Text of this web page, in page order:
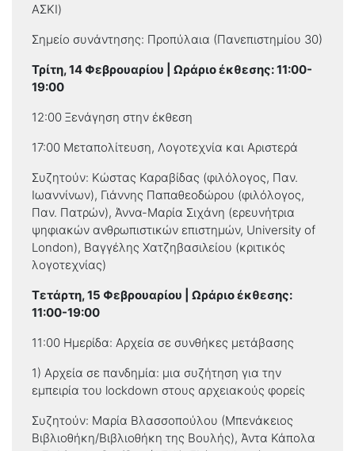
ΑΣΚΙ)
Σημείο συνάντησης: Προπύλαια (Πανεπιστημίου 30)
Τρίτη, 14 Φεβρουαρίου | Ωράριο έκθεσης: 11:00-
19:00
12:00 Ξενάγηση στην έκθεση
17:00 Μεταπολίτευση, Λογοτεχνία και Αριστερά
Συζητούν: Κώστας Καραβίδας (φιλόλογος, Παν.
Ιωαννίνων), Γιάννης Παπαθεοδώρου (φιλόλογος,
Παν. Πατρών), Άννα-Μαρία Σιχάνη (ερευνήτρια
ψηφιακών ανθρωπιστικών επιστημών, University of
London), Βαγγέλης Χατζηβασιλείου (κριτικός
λογοτεχνίας)
Τετάρτη, 15 Φεβρουαρίου | Ωράριο έκθεσης:
11:00-19:00
11:00 Ημερίδα: Αρχεία σε συνθήκες μετάβασης
1) Αρχεία σε πανδημία: μια συζήτηση για την
εμπειρία του lockdown στους αρχειακούς φορείς
Συζητούν: Μαρία Βλασσοπούλου (Μπενάκειος
Βιβλιοθήκη/Βιβλιοθήκη της Βουλής), Άντα Κάπολα